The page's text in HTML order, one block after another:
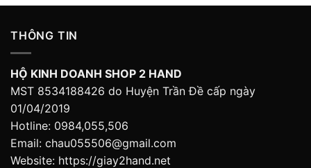
THÔNG TIN
HỘ KINH DOANH SHOP 2 HAND
MST 8534188426 do Huyện Trần Đề cấp ngày
01/04/2019
Hotline: 0984,055,506
Email: chau055506@gmail.com
Website: https://giay2hand.net